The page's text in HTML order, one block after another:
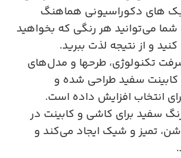
های دکوراسیونی هماهنگ
شما می‌توانید هر رنگی که بخواهید
و از نتیجه لذت ببرید.
تنوع: امروزه با پیشرفت تکنولوژی، طرح‎ها و مدل‌های
سفید طراحی شده و
انتخاب افزایش داده است.
سفید برای کاشی و کابینت در
تمیز و شیک ایجاد می‌کند و